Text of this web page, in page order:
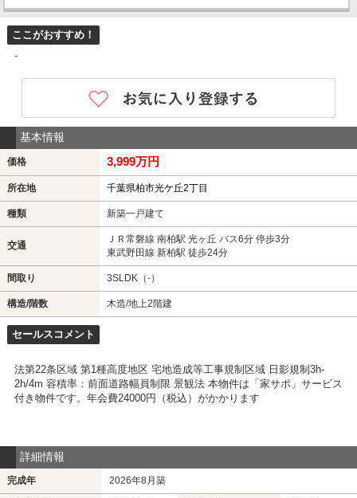
ここがおすすめ！
-
基本情報
価格 3,999万円
所在地 千葉県柏市光ケ丘2丁目
種類 新築一戸建て
交通
ＪＲ常磐線 南柏駅 光ヶ丘 バス6分 停歩3分
東武野田線 新柏駅 徒歩24分
間取り 3SLDK（-）
構造/階数 木造/地上2階建
セールスコメント
法第22条区域 第1種高度地区 宅地造成等工事規制区域 日影規制3h-
2h/4m 容積率：前面道路幅員制限 景観法 本物件は「家サポ」サービス
付き物件です。年会費24000円（税込）がかかります
詳細情報
完成年 2026年8月築